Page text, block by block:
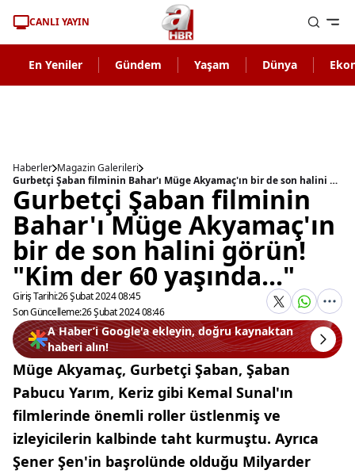
CANLI YAYIN
En Yeniler Gündem Yaşam Dünya
Haberler Magazin Galerileri
Gurbetçi Şaban filminin Bahar'ı Müge Akyamaç'ın bir de son halini görün! "Kim der 60 yaşında..."
Gurbetçi Şaban filminin
Bahar'ı Müge Akyamaç'ın
bir de son halini görün!
"Kim der 60 yaşında..."
Giriş Tarihi:26 Şubat 2024 08:45
Son Güncelleme:26 Şubat 2024 08:46
A Haber’i Google'a ekleyin, doğru kaynaktan
haberi alın!
Müge Akyamaç, Gurbetçi Şaban, Şaban
Pabucu Yarım, Keriz gibi Kemal Sunal'ın
filmlerinde önemli roller üstlenmiş ve
izleyicilerin kalbinde taht kurmuştu. Ayrıca
Şener Şen'in başrolünde olduğu Milyarder